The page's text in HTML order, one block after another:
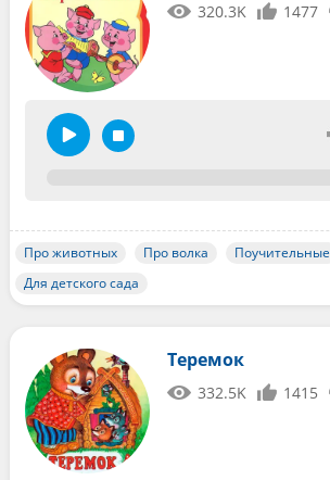
320.3K 1477
Про животных Про волка
Поучительные
Для детского сада
Теремок
332.5K 1415